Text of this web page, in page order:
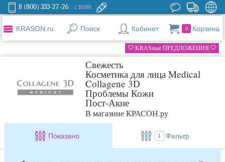
8 (800) 333-27-26 с 10:00
KRASON.ru Поиск Кабинет 0 Корзина
KRASные ПРЕДЛОЖЕНИЯ
Свежесть
Косметика для лица Medical
Collagene 3D
Проблемы Кожи
Пост-Акне
В магазине КРАСОН.ру
Показано 1 Фильтр